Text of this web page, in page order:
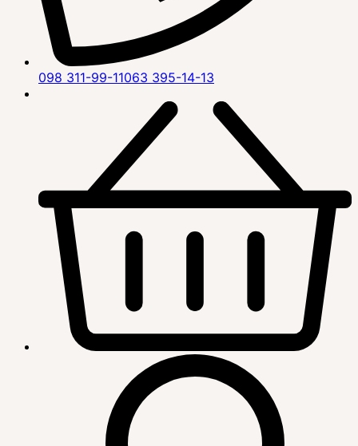
098 311-99-11063 395-14-13